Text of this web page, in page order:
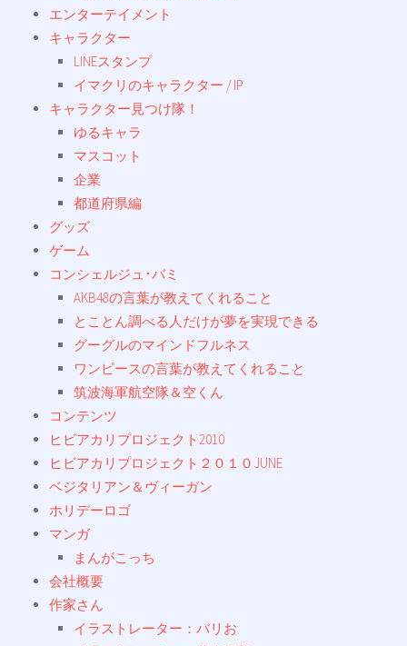
エンターテイメント
キャラクター
LINEスタンプ
イマクリのキャラクター / IP
キャラクター見つけ隊！
ゆるキャラ
マスコット
企業
都道府県編
グッズ
ゲーム
コンシェルジュ･バミ
AKB48の言葉が教えてくれること
とことん調べる人だけが夢を実現できる
グーグルのマインドフルネス
ワンピースの言葉が教えてくれること
筑波海軍航空隊＆空くん
コンテンツ
ヒビアカリプロジェクト2010
ヒビアカリプロジェクト２０１０JUNE
ベジタリアン＆ヴィーガン
ホリデーロゴ
マンガ
まんがこっち
会社概要
作家さん
イラストレーター：バリお